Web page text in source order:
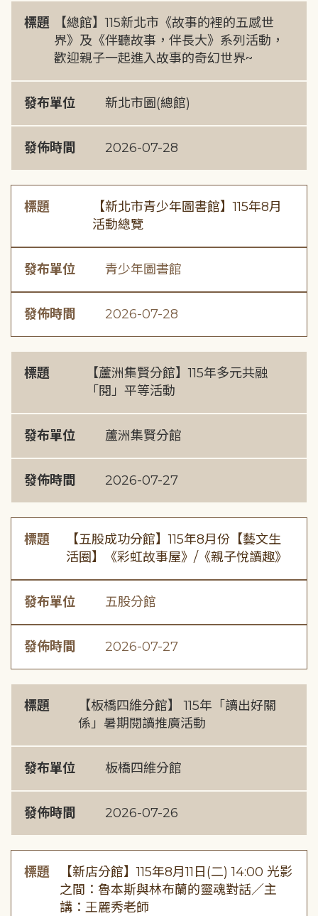
標題
【總館】115新北市《故事的裡的五感世
界》及《伴聽故事，伴長大》系列活動，
歡迎親子一起進入故事的奇幻世界~
發布單位 新北市圖(總館)
發佈時間 2026-07-28
標題
【新北市青少年圖書館】115年8月
活動總覽
發布單位 青少年圖書館
發佈時間 2026-07-28
標題
【蘆洲集賢分館】115年多元共融
「閱」平等活動
發布單位 蘆洲集賢分館
發佈時間 2026-07-27
標題
【五股成功分館】115年8月份【藝文生
活圈】《彩虹故事屋》/《親子悅讀趣》
發布單位 五股分館
發佈時間 2026-07-27
標題
【板橋四維分館】 115年「讀出好關
係」暑期閱讀推廣活動
發布單位 板橋四維分館
發佈時間 2026-07-26
標題
【新店分館】115年8月11日(二) 14:00 光影
之間：魯本斯與林布蘭的靈魂對話／主
講：王麗秀老師